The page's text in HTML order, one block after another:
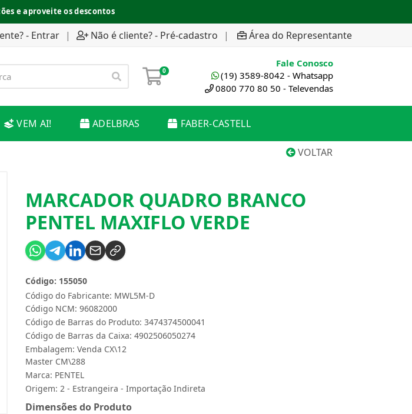
e aproveite os descontos
- Entrar | Não é cliente? - Pré-cadastro | Área do Representante
0
Fale Conosco
(19) 3589-8042 - Whatsapp
0800 770 80 50 - Televendas
VEM AI! ADELBRAS FABER-CASTELL
VOLTAR
MARCADOR QUADRO BRANCO
PENTEL MAXIFLO VERDE
Código do Fabricante: MWL5M-D
Código: 155050
Código NCM: 96082000
Código de Barras do Produto: 3474374500041
Código de Barras da Caixa: 4902506050274
Embalagem: Venda CX\12
Master CM\288
Marca: PENTEL
Origem: 2 - Estrangeira - Importação Indireta
Dimensões do Produto